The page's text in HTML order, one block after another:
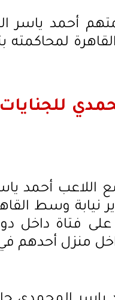
أحمد ياسر
اللاعب أحمد
نيابة وسط
فتاة داخل
منزل أحدهم